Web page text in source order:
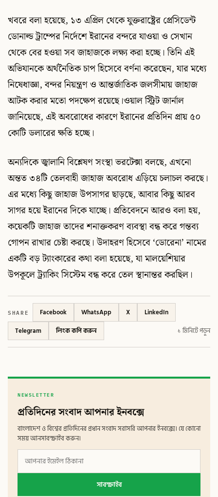
খবরে বলা হয়েছে, ১৩ এপ্রিল থেকে যুক্তরাষ্ট্রের প্রেসিডেন্ট
ডোনাল্ড ট্রাম্পের নির্দেশে ইরানের বন্দরে যাওয়া ও সেখান
থেকে বের হওয়া সব জাহাজকে লক্ষ্য করা হচ্ছে। তিনি এই
অভিযানকে অর্থনৈতিক চাপ হিসেবে বর্ণনা করেছেন, যার মধ্যে
নিষেধাজ্ঞা, বন্দর নিয়ন্ত্রণ ও আন্তর্জাতিক জলসীমায় জাহাজ
আটক করার মতো পদক্ষেপ রয়েছে।ওয়াল স্ট্রিট জার্নাল
জানিয়েছে, এই অবরোধের কারণে ইরানের প্রতিদিন প্রায় ৫০
কোটি ডলারের ক্ষতি হচ্ছে।
অন্যদিকে জ্বালানি বিশ্লেষণ সংস্থা ভরটেক্সা বলছে, এখনো
অন্তত ৩৪টি তেলবাহী জাহাজ অবরোধ এড়িয়ে চলাচল করছে।
এর মধ্যে কিছু জাহাজ উপসাগর ছাড়ছে, আবার কিছু আরব
সাগর হয়ে ইরানের দিকে যাচ্ছে। প্রতিবেদনে আরও বলা হয়,
কয়েকটি জাহাজ তাদের শনাক্তকরণ ব্যবস্থা বন্ধ করে গন্তব্য
গোপন রাখার চেষ্টা করছে। উদাহরণ হিসেবে ‘ডোরেনা’ নামের
একটি বড় ট্যাংকারের কথা বলা হয়েছে, যা মালয়েশিয়ার
উপকূলে ট্র্যাকিং সিস্টেম বন্ধ করে তেল স্থানান্তর করছিল।
SHARE Facebook WhatsApp X
LinkedIn
Telegram
লিংক কপি করুন ১ মিনিটে পড়ুন
NEWSLETTER
প্রতিদিনের সংবাদ আপনার ইনবক্সে
বাংলাদেশ ও বিশ্বের প্রতিদিনের প্রধান সংবাদ সরাসরি আপনার ইনবক্সে। যে কোনো
সময় আনসাবস্ক্রাইব করুন।
সাবস্ক্রাইব